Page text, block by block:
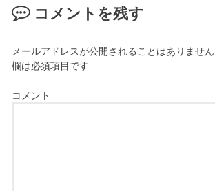
コメントを残す
メールアドレスが公開されることはありません
欄は必須項目です
コメント